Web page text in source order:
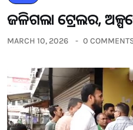
ଜଳିଗଲା ଟ୍ରେଲର,
MARCH 10, 2026 0